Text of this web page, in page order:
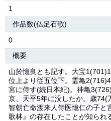
1
作品数(仏足石歌)
0
概要
山於憶良とも記す。大宝
位上より従五位下。霊亀
宮に侍す(続日本紀)。神亀
京、天平5年に没したか。歳74(
智朝亡命渡来人侍医憶仁の子と
歌林』の存在したことが知られ